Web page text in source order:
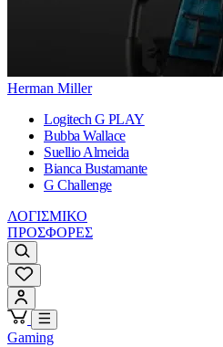
Herman Miller
Logitech G PLAY
Bubba Wallace
Suellio Almeida
Bianca Bustamante
G Challenge
ΛΟΓΙΣΜΙΚΟ
ΠΡΟΣΦΟΡΕΣ
Gaming